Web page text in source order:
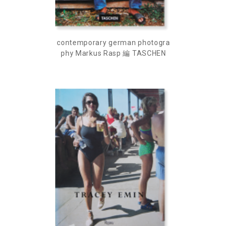
contemporary german photogra
phy Markus Rasp 編 TASCHEN